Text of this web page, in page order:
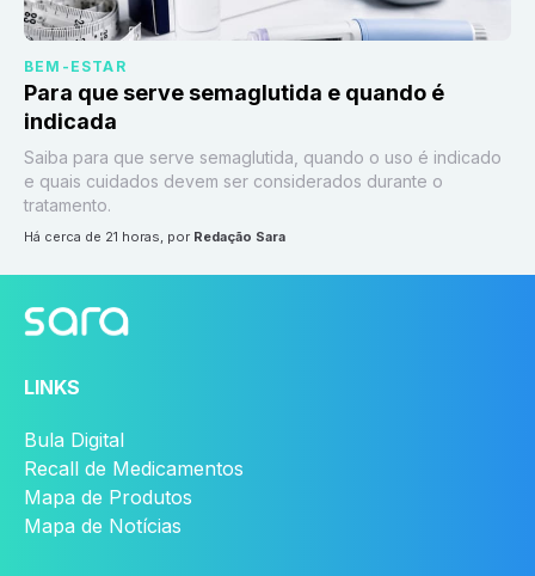
BEM-ESTAR
Para que serve semaglutida e quando é
indicada
Saiba para que serve semaglutida, quando o uso é indicado
e quais cuidados devem ser considerados durante o
tratamento.
há cerca de 21 horas, por Redação Sara
LINKS
Bula Digital
Recall de Medicamentos
Mapa de Produtos
Mapa de Notícias